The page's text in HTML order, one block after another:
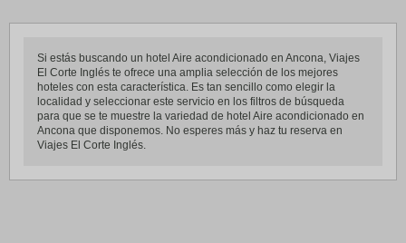
Si estás buscando un hotel Aire acondicionado en Ancona, Viajes
El Corte Inglés te ofrece una amplia selección de los mejores
hoteles con esta característica. Es tan sencillo como elegir la
localidad y seleccionar este servicio en los filtros de búsqueda
para que se te muestre la variedad de hotel Aire acondicionado en
Ancona que disponemos. No esperes más y haz tu reserva en
Viajes El Corte Inglés.